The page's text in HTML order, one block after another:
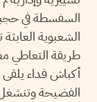
السفسطة في
الشعبوية
طريقة
أكباش فداء
الفضيحة